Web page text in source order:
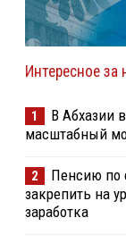
Интересное за
1
В Абхазии
масштабный
2
Пенсию по
закрепить на
заработка